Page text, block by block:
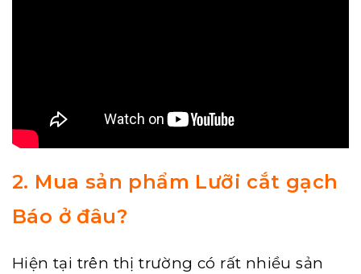
2. Mua sản phẩm Lưỡi cắt gạch
Báo ở đâu?
Hiện tại trên thị trường có rất nhiều sản